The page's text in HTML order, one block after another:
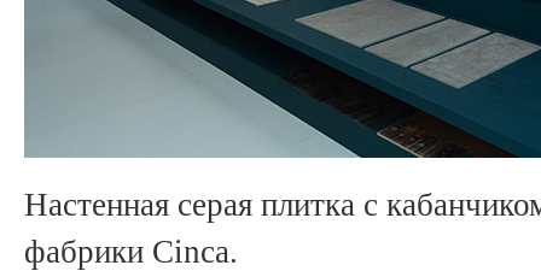
Настенная серая плитка с
фабрики Cinca.